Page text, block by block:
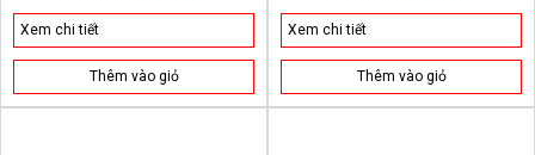
Xem chi tiết
Thêm vào giỏ
Xem chi tiết
Thêm vào giỏ